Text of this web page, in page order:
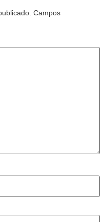
Campos